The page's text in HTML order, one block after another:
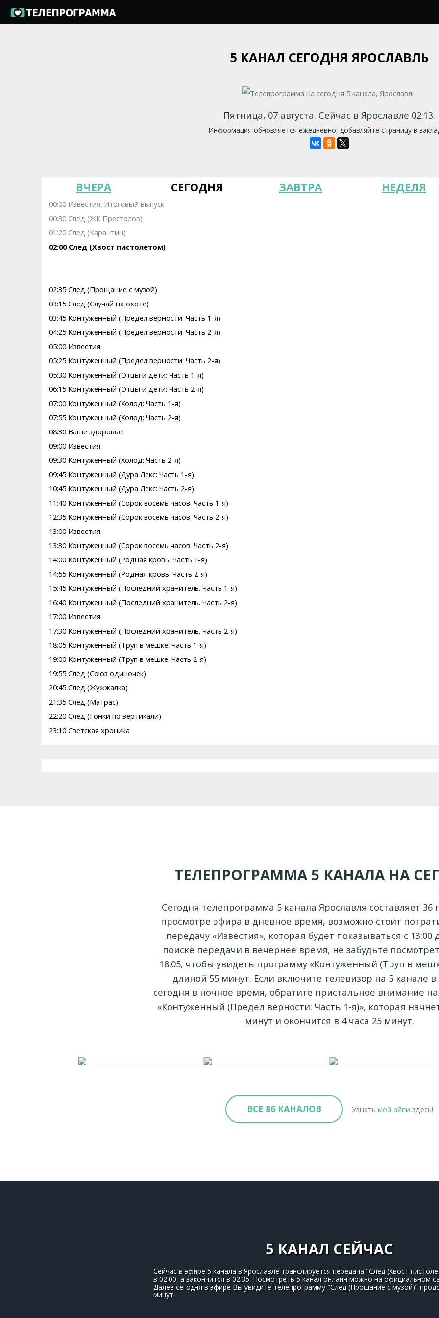
5 КАНАЛ СЕГОДНЯ ЯРОСЛАВЛЬ
Пятница, 07 августа. Сейчас в Ярославле 02:13.
Информация обновляется ежедневно, добавляйте страницу в
ВЧЕРА СЕГОДНЯ ЗАВТРА НЕДЕЛЯ
00:00 Известия. Итоговый выпуск
00:30 След (ЖК Престолов)
01:20 След (Карантин)
02:00 След (Хвост пистолетом)
02:35 След (Прощание с музой)
03:15 След (Случай на охоте)
03:45 Контуженный (Предел верности: Часть 1-я)
04:25 Контуженный (Предел верности: Часть 2-я)
05:00 Известия
05:25 Контуженный (Предел верности: Часть 2-я)
05:30 Контуженный (Отцы и дети: Часть 1-я)
06:15 Контуженный (Отцы и дети: Часть 2-я)
07:00 Контуженный (Холод: Часть 1-я)
07:55 Контуженный (Холод: Часть 2-я)
08:30 Ваше здоровье!
09:00 Известия
09:30 Контуженный (Холод: Часть 2-я)
09:45 Контуженный (Дура Лекс: Часть 1-я)
10:45 Контуженный (Дура Лекс: Часть 2-я)
11:40 Контуженный (Сорок восемь часов. Часть 1-я)
12:35 Контуженный (Сорок восемь часов. Часть 2-я)
13:00 Известия
13:30 Контуженный (Сорок восемь часов. Часть 2-я)
14:00 Контуженный (Родная кровь. Часть 1-я)
14:55 Контуженный (Родная кровь. Часть 2-я)
15:45 Контуженный (Последний хранитель. Часть 1-я)
16:40 Контуженный (Последний хранитель. Часть 2-я)
17:00 Известия
17:30 Контуженный (Последний хранитель. Часть 2-я)
18:05 Контуженный (Труп в мешке. Часть 1-я)
19:00 Контуженный (Труп в мешке. Часть 2-я)
19:55 След (Союз одиночек)
20:45 След (Жужжалка)
21:35 След (Матрас)
22:20 След (Гонки по вертикали)
23:10 Светская хроника
ТЕЛЕПРОГРАММА 5 КАНАЛА НА
Сегодня телепрограмма 5 канала Ярославля составляет 36
просмотре эфира в дневное время, возможно стоит
передачу «Известия», которая будет показываться с 13:00
поиске передачи в вечернее время, не забудьте
18:05, чтобы увидеть программу «Контуженный (Труп в
длиной 55 минут. Если включите телевизор на 5 канале в
сегодня в ночное время, обратите пристальное внимание
«Контуженный (Предел верности: Часть 1-я)», которая
минут и окончится в 4 часа 25 минут.
ВСЕ 86 КАНАЛОВ Узнатьмой айпи здесь!
5 КАНАЛ СЕЙЧАС
Сейчас в эфире 5 канала в Ярославле транслируется передача "След (Хвост
в 02:00, а закончится в 02:35. Посмотреть 5 канал онлайн можно на официальном
Далее сегодня в эфире Вы увидите телепрограмму "След (Прощание с музой)"
минут.